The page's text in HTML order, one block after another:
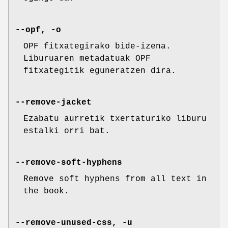
--opf, -o
OPF fitxategirako bide-izena.
Liburuaren metadatuak OPF
fitxategitik eguneratzen dira.
--remove-jacket
Ezabatu aurretik txertaturiko liburu
estalki orri bat.
--remove-soft-hyphens
Remove soft hyphens from all text in
the book.
--remove-unused-css, -u